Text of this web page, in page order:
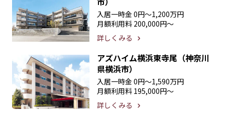
入居一時金 0円〜1,200万円
月額利用料 200,000円〜
詳しくみる
アズハイム横浜東寺尾（神奈川
県横浜市）
入居一時金 0円〜1,590万円
月額利用料 195,000円〜
詳しくみる